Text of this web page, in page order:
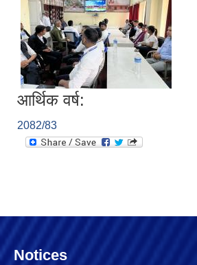
आर्थिक वर्ष:
2082/83
Notices